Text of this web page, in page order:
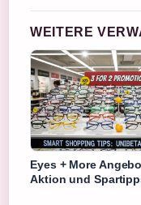
WEITERE
Eyes + More
Aktion und